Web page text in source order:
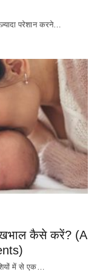
परेशान करने…
कैसे करें? (A
में से एक…